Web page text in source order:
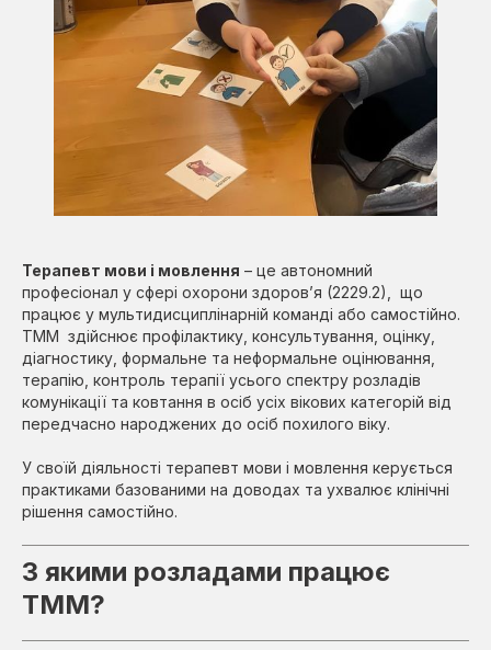
Терапевт мови і мовлення – це автономний
професіонал у сфері охорони здоров’я (2229.2), що
працює у мультидисциплінарній команді або самостійно.
ТММ здійснює профілактику, консультування, оцінку,
діагностику, формальне та неформальне оцінювання,
терапію, контроль терапії усього спектру розладів
комунікації та ковтання в осіб усіх вікових категорій від
передчасно народжених до осіб похилого віку.
У своїй діяльності терапевт мови і мовлення керується
практиками базованими на доводах та ухвалює клінічні
рішення самостійно.
З якими розладами працює
ТММ?